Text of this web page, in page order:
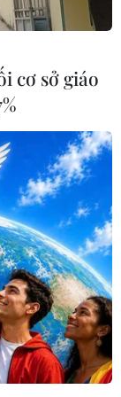
các nỗ lực
định Baghdad
khu vực
Iran và Mỹ
cơ sở giáo